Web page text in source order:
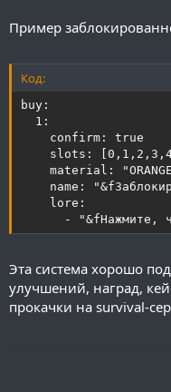
Пример
Код:
buy:
  1:
    confirm: true
slots:
material:
name:
    lore:
- "&fНажмите,
Эта система хорошо
улучшений, наград,
прокачки на survival-